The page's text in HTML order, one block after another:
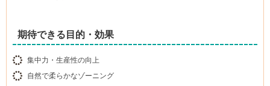
期待できる目的・効果
集中力・生産性の向上
自然で柔らかなゾーニング